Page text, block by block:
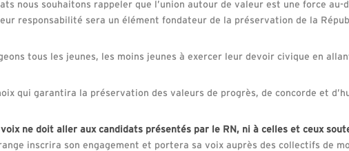
nous souhaitons rappeler que l’union autour de valeur est une force au-
responsabilité sera un élément fondateur de la préservation de la
tous les jeunes, les moins jeunes à exercer leur devoir civique en
qui garantira la préservation des valeurs de progrès, de concorde et
ne doit aller aux candidats présentés par le RN, ni à celles et ceux
inscrira son engagement et portera sa voix auprès des collectifs de